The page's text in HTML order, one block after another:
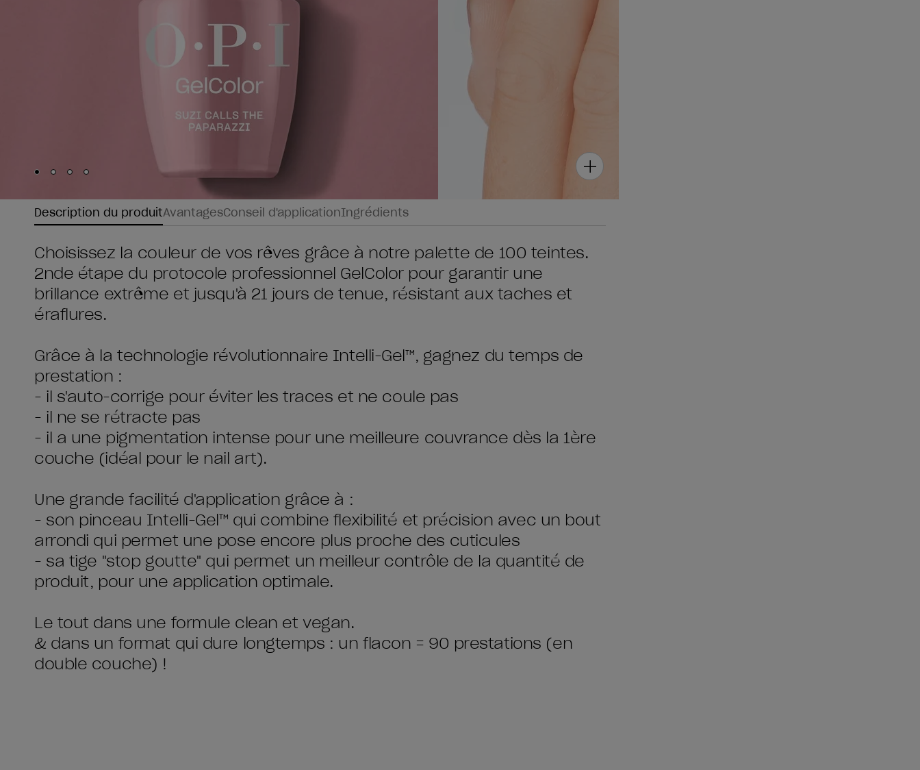
Skip to slide
Skip to slide
Skip to slide
Skip to slide
Description du produitAvantagesConseil d'applicationIngrédients
Choisissez la couleur de vos rêves grâce à notre palette de 100 teintes.
2nde étape du protocole professionnel GelColor pour garantir une
brillance extrême et jusqu'à 21 jours de tenue, résistant aux taches et
éraflures.
Grâce à la technologie révolutionnaire Intelli-Gel™, gagnez du temps de
prestation :
- il s'auto-corrige pour éviter les traces et ne coule pas
- il ne se rétracte pas
- il a une pigmentation intense pour une meilleure couvrance dès la 1ère
couche (idéal pour le nail art).
Une grande facilité d'application grâce à :
- son pinceau Intelli-Gel™ qui combine flexibilité et précision avec un bout
arrondi qui permet une pose encore plus proche des cuticules
- sa tige "stop goutte" qui permet un meilleur contrôle de la quantité de
produit, pour une application optimale.
Le tout dans une formule clean et vegan.
& dans un format qui dure longtemps : un flacon = 90 prestations (en
double couche) !